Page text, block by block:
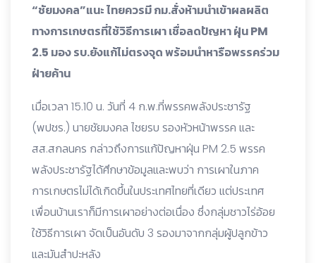
“ชัยมงคล”แนะ ไทยควรมี กม.สั่งห้ามนำเข้าผลผลิต
ทางการเกษตรที่ใช้วิธีการเผา เชื่อลดปัญหา ฝุ่น PM
2.5 มอง รบ.ยังแก้ไม่ตรงจุด พร้อมนำหารือพรรคร่วม
ฝ่ายค้าน
เมื่อเวลา 15.10 น. วันที่ 4 ก.พ.ที่พรรคพลังประชารัฐ
(พปชร.) นายชัยมงคล ไชยรบ รองหัวหน้าพรรค และ
สส.สกลนคร กล่าวถึงการแก้ปัญหาฝุ่น PM 2.5 พรรค
พลังประชารัฐได้ศึกษาข้อมูลและพบว่า การเผาในภาค
การเกษตรไม่ได้เกิดขึ้นในประเทศไทยที่เดียว แต่ประเทศ
เพื่อนบ้านเราก็มีการเผาอย่างต่อเนื่อง ซึ่งกลุ่มชาวไร่อ้อย
ใช้วิธีการเผา จัดเป็นอันดับ 3 รองมาจากกลุ่มผู้ปลูกข้าว
และมันสำปะหลัง